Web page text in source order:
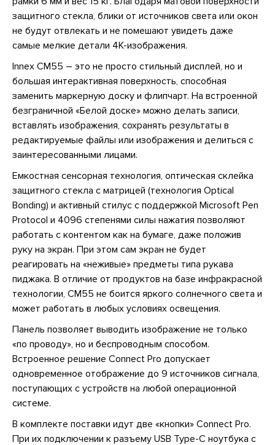
защитного стекла, блики от источников света или окон
не будут отвлекать и не помешают увидеть даже
самые мелкие детали 4K-изображения.
Innex CM55 – это не просто стильный дисплей, но и
большая интерактивная поверхность, способная
заменить маркерную доску и флипчарт. На встроенной
безграничной «Белой доске» можно делать записи,
вставлять изображения, сохранять результаты в
редактируемые файлы или изображения и делиться с
заинтересованными лицами.
Емкостная сенсорная технология, оптическая склейка
защитного стекла с матрицей (технология Optical
Bonding) и активный стилус с поддержкой Microsoft Pen
Protocol и 4096 степенями силы нажатия позволяют
работать с контентом как на бумаге, даже положив
руку на экран. При этом сам экран не будет
реагировать на «неживые» предметы типа рукава
пиджака. В отличие от продуктов на базе инфракрасной
технологии, CM55 не боится яркого солнечного света и
может работать в любых условиях освещения.
Панель позволяет выводить изображение не только
«по проводу», но и беспроводным способом.
Встроенное решение Connect Pro допускает
одновременное отображение до 9 источников сигнала,
поступающих с устройств на любой операционной
системе.
В комплекте поставки идут две «кнопки» Connect Pro.
При их подключении к разъему USB Type-C ноутбука с